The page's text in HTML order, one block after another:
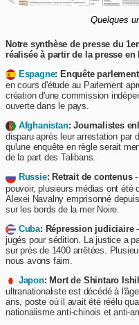
Quelques
Notre synthèse de presse du
réalisée à partir de la presse en
Espagne: Enquête
en cours d'étude au Parlement
création d'une commission
ouverte dans le pays.
Afghanistan: Journalistes
disparu après leur arrestation par
qu'une enquête en règle serait
de la part des Talibans.
Russie: Retrait de contenus-
pouvoir, plusieurs médias ont été
Alexei Navalny emprisonné
sur les bords de la mer Noire.
Cuba: Répression judiciaire-
jugés pour sédition. La justice a
sur près de 1400 arrêtées.
nous avons faim.
Japon: Mort de Shintaro
ultranationaliste est décédé à
ans, poste où il avait été réélu
nationalisme anti-chinois et anti-